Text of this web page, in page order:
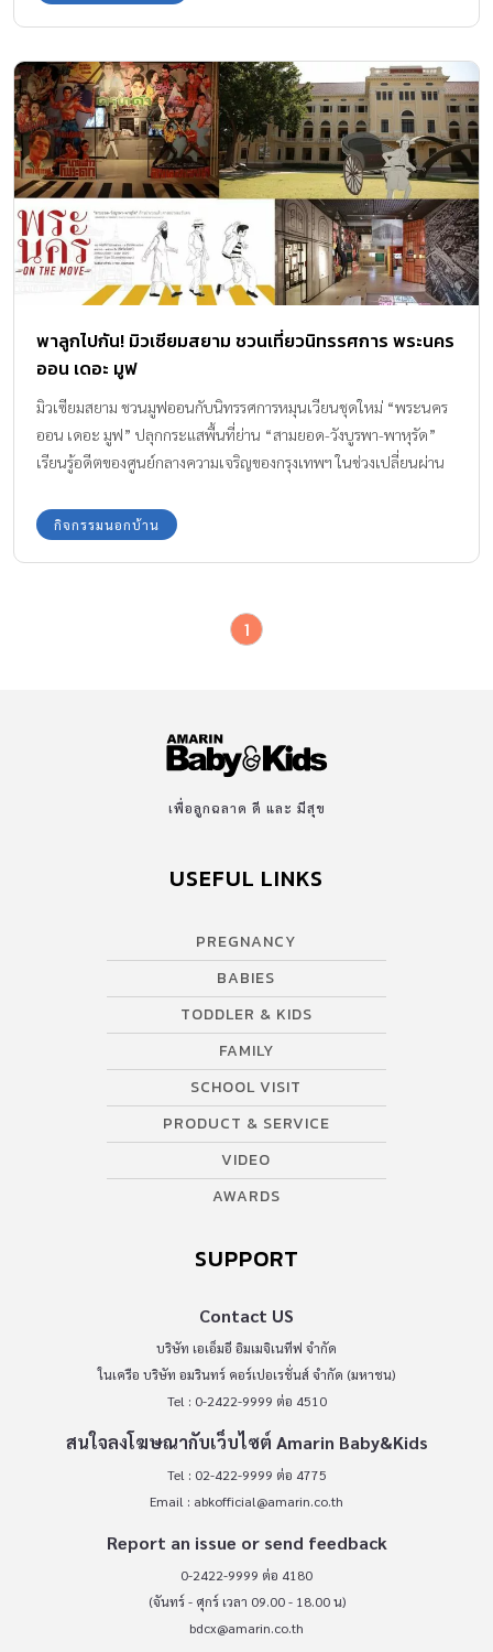
พาลูกไปกัน! มิวเซียมสยาม ชวนเที่ยวนิทรรศการ พระนคร
ออน เดอะ มูฟ
มิวเซียมสยาม ชวนมูฟออนกับนิทรรศการหมุนเวียนชุดใหม่ “พระนคร
ออน เดอะ มูฟ” ปลุกกระแสพื้นที่ย่าน “สามยอด-วังบูรพา-พาหุรัด”
เรียนรู้อดีตของศูนย์กลางความเจริญของกรุงเทพฯ ในช่วงเปลี่ยนผ่าน
กิจกรรมนอกบ้าน
1
เพื่อลูกฉลาด ดี และ มีสุข
USEFUL LINKS
PREGNANCY
BABIES
TODDLER & KIDS
FAMILY
SCHOOL VISIT
PRODUCT & SERVICE
VIDEO
AWARDS
SUPPORT
Contact US
บริษัท เอเอ็มอี อิมเมจิเนทีฟ จำกัด
ในเครือ บริษัท อมรินทร์ คอร์เปอเรชั่นส์ จำกัด (มหาชน)
Tel : 0-2422-9999 ต่อ 4510
สนใจลงโฆษณากับเว็บไซต์ Amarin Baby&Kids
Tel : 02-422-9999 ต่อ 4775
Email : abkofficial@amarin.co.th
Report an issue or send feedback
0-2422-9999 ต่อ 4180
(จันทร์ - ศุกร์ เวลา 09.00 - 18.00 น)
bdcx@amarin.co.th